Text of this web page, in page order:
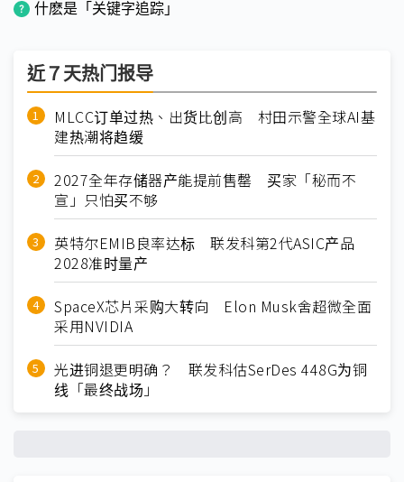
什麽是「关键字追踪」
近７天热门报导
MLCC订单过热、出货比创高 村田示警全球AI基
建热潮将趋缓
2027全年存储器产能提前售罄 买家「秘而不
宣」只怕买不够
英特尔EMIB良率达标 联发科第2代ASIC产品
2028准时量产
SpaceX芯片采购大转向 Elon Musk舍超微全面
采用NVIDIA
光进铜退更明确？ 联发科估SerDes 448G为铜
线「最终战场」